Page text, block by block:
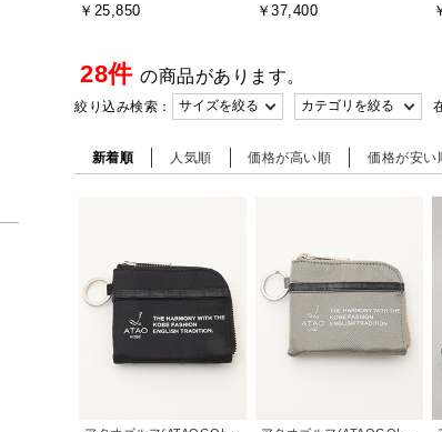
￥25,850 ￥37,400
28件 の商品があります。
絞り込み検索：
新着順 人気順 価格が高い順 価格が安い